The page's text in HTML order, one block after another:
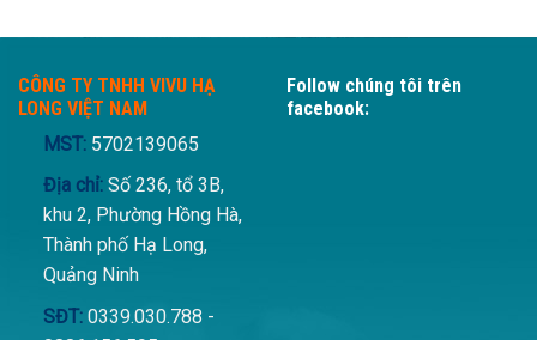
CÔNG TY TNHH VIVU HẠ
LONG VIỆT NAM
MST: 5702139065
Địa chỉ:Số 236, tổ 3B,
khu 2, Phường Hồng Hà,
Thành phố Hạ Long,
Quảng Ninh
SĐT:0339.030.788 -
Follow chúng tôi trên
facebook: